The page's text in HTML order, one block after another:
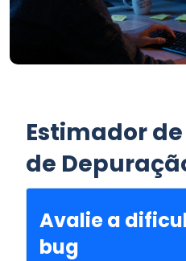
Estimador
de
Avalie a
bug